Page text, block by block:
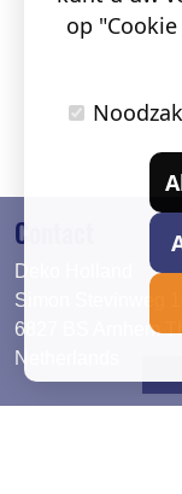
Contact
Deko Holland
Simon Stevinweg
6827 BS Arnhem
Netherlands
op